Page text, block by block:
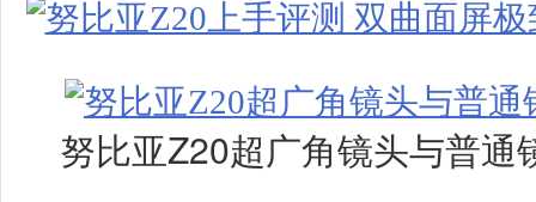
努比亚Z20超广角镜头与普通